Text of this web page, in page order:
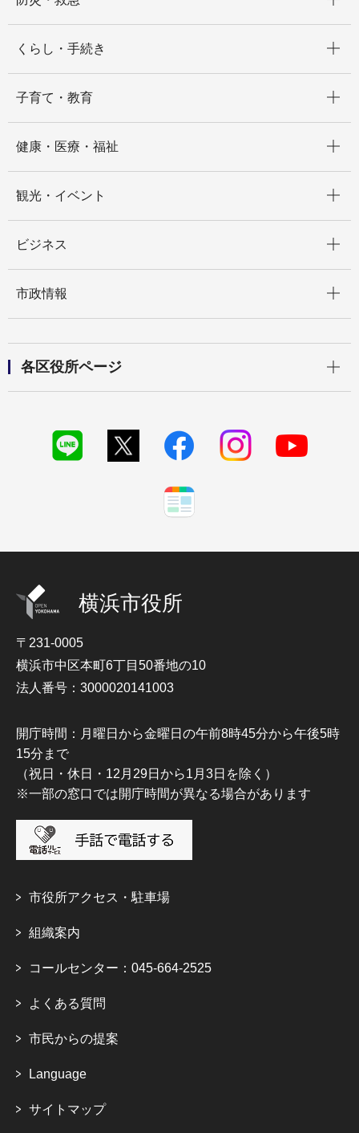
くらし・手続き
子育て・教育
健康・医療・福祉
観光・イベント
ビジネス
市政情報
各区役所ページ
横浜市役所
〒231-0005
横浜市中区本町6丁目50番地の10
法人番号：3000020141003
開庁時間：月曜日から金曜日の午前8時45分から午後5時
15分まで
（祝日・休日・12月29日から1月3日を除く）
※一部の窓口では開庁時間が異なる場合があります
市役所アクセス・駐車場
組織案内
コールセンター：045-664-2525
よくある質問
市民からの提案
Language
サイトマップ